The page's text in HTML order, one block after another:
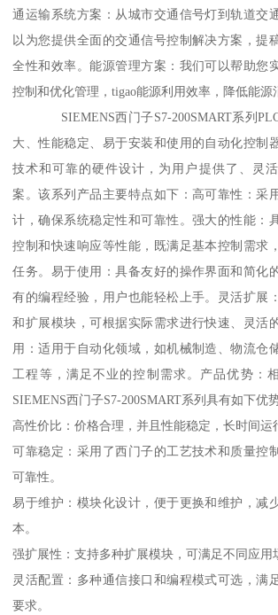
通运输系统方案：从城市交通信号灯到轨道交
以为您提供全面的交通信号控制解决方案，提
全性和效率。能源管理方案：我们可以帮助您
控制和优化管理，tigao能源利用效率，降低能源
SIEMENS西门子S7-200SMART系列PLC
大、性能稳定、易于安装和使用的自动化控制
技术和可靠的硬件设计，为用户提供了、灵
案。该系列产品主要特点如下：高可靠性：采
计，确保系统稳定性和可靠性。强大的性能：
控制和快速响应等性能，既满足基本控制需求
任务。易于使用：具备友好的操作界面和简化
有的编程经验，用户也能轻松上手。灵活扩展
和扩展模块，可根据实际需求进行快速、灵活
用：适用于自动化领域，如机械制造、物流仓
工程等，满足不业的控制需求。产品优势：
SIEMENS西门子S7-200SMART系列具有如下优
高性价比：价格合理，并且性能稳定，长时间运
可靠稳定：采用了西门子的工艺技术和质量控
可靠性。
易于维护：模块化设计，便于更换和维护，减
本。
强扩展性：支持多种扩展模块，可满足不同应用
灵活配置：多种通信接口和编程模式可选，满
要求。